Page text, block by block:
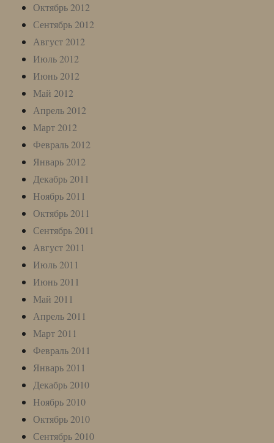
Октябрь 2012
Сентябрь 2012
Август 2012
Июль 2012
Июнь 2012
Май 2012
Апрель 2012
Март 2012
Февраль 2012
Январь 2012
Декабрь 2011
Ноябрь 2011
Октябрь 2011
Сентябрь 2011
Август 2011
Июль 2011
Июнь 2011
Май 2011
Апрель 2011
Март 2011
Февраль 2011
Январь 2011
Декабрь 2010
Ноябрь 2010
Октябрь 2010
Сентябрь 2010